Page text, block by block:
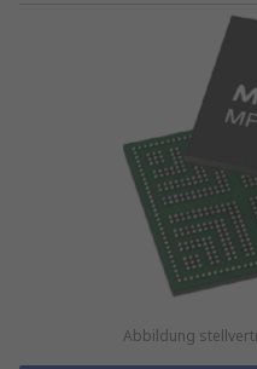
Abbildung